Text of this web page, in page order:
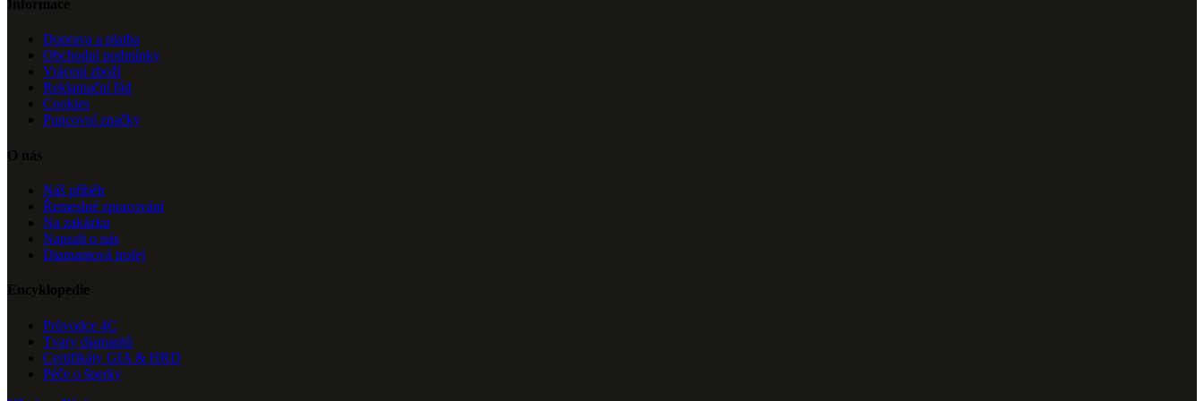
Informace
Doprava a platba
Obchodní podmínky
Vrácení zboží
Reklamační řád
Cookies
Puncovní značky
O nás
Náš příběh
Řemeslné zpracování
Na zakázku
Napsali o nás
Diamantová trofej
Encyklopedie
Průvodce 4C
Tvary diamantů
Certifikáty GIA & HRD
Péče o šperky